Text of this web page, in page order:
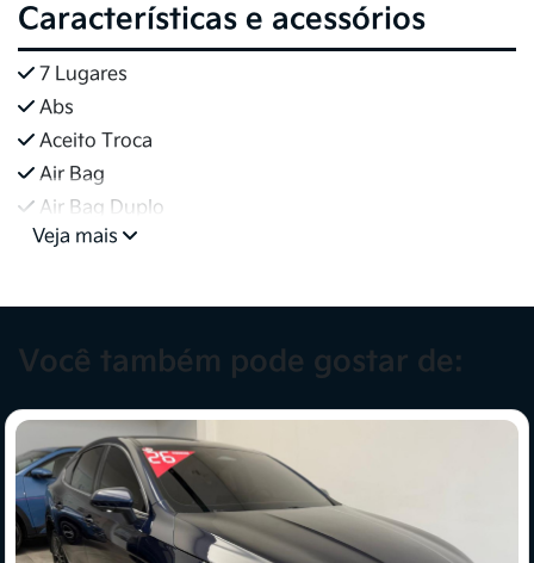
Características e acessórios
7 Lugares
Abs
Aceito Troca
Air Bag
Air Bag Duplo
Veja mais
Você também pode gostar de: